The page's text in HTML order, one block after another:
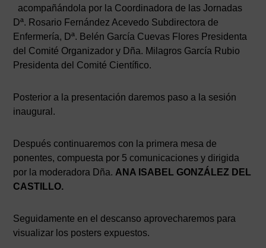
acompañándola por la Coordinadora de las Jornadas
Dª. Rosario Fernández Acevedo Subdirectora de
Enfermería, Dª. Belén García Cuevas Flores Presidenta
del Comité Organizador y Dña. Milagros García Rubio
Presidenta del Comité Científico.
Posterior a la presentación daremos paso a la sesión
inaugural.
Después continuaremos con la primera mesa de
ponentes, compuesta por 5 comunicaciones y dirigida
por la moderadora Dña. ANA ISABEL GONZÁLEZ DEL
CASTILLO.
Seguidamente en el descanso aprovecharemos para
visualizar los posters expuestos.